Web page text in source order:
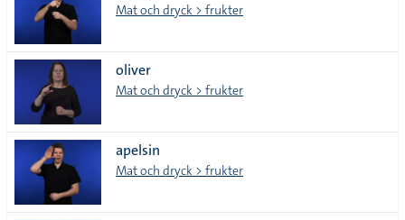
Mat och dryck > frukter
oliver
Mat och dryck > frukter
apelsin
Mat och dryck > frukter